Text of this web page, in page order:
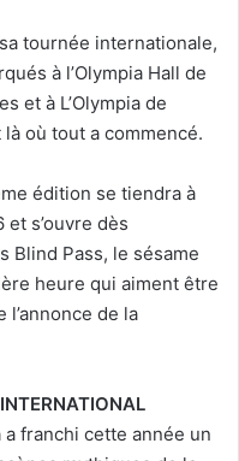
tournée internationale,
à l’Olympia Hall de
et à L’Olympia de
où tout a commencé.
édition se tiendra à
s’ouvre dès
Blind Pass, le sésame
heure qui aiment être
l’annonce de la
a franchi cette année un